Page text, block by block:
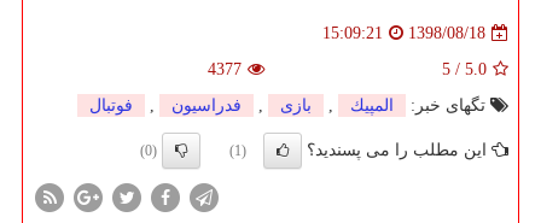
1398/08/18
15:09:21
5.0
/
5
4377
تگهای خبر:
المپیك , بازی , فدراسیون , فوتبال
این مطلب را می پسندید؟ (1)
(0)